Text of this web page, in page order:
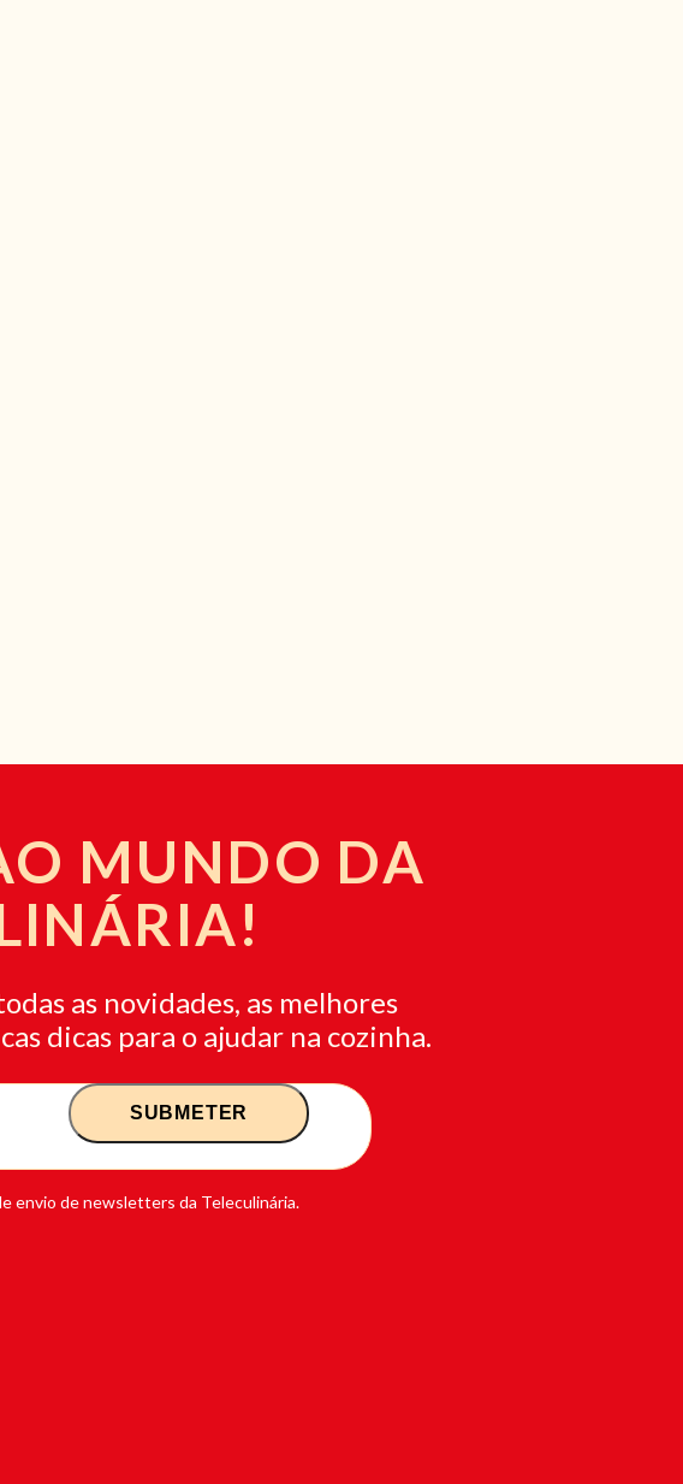
MUNDO DA
as novidades, as melhores
dicas para o ajudar na cozinha.
envio de newsletters da Teleculinária.